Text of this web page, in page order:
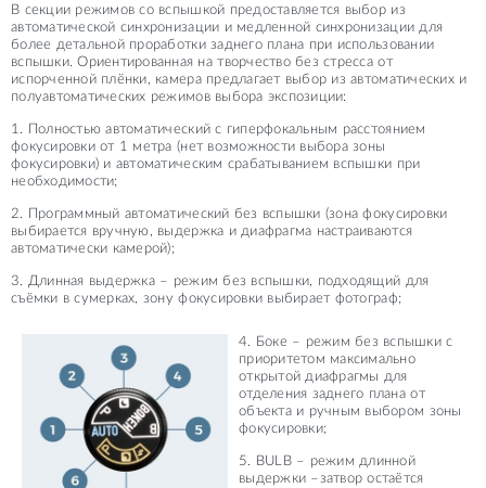
В секции режимов со вспышкой предоставляется выбор из
автоматической синхронизации и медленной синхронизации для
более детальной проработки заднего плана при использовании
вспышки. Ориентированная на творчество без стресса от
испорченной плёнки, камера предлагает выбор из автоматических и
полуавтоматических режимов выбора экспозиции:
1. Полностью автоматический с гиперфокальным расстоянием
фокусировки от 1 метра (нет возможности выбора зоны
фокусировки) и автоматическим срабатыванием вспышки при
необходимости;
2. Программный автоматический без вспышки (зона фокусировки
выбирается вручную, выдержка и диафрагма настраиваются
автоматически камерой);
3. Длинная выдержка – режим без вспышки, подходящий для
съёмки в сумерках, зону фокусировки выбирает фотограф;
4. Боке – режим без вспышки с
приоритетом максимально
открытой диафрагмы для
отделения заднего плана от
объекта и ручным выбором зоны
фокусировки;
5. BULB – режим длинной
выдержки –затвор остаётся